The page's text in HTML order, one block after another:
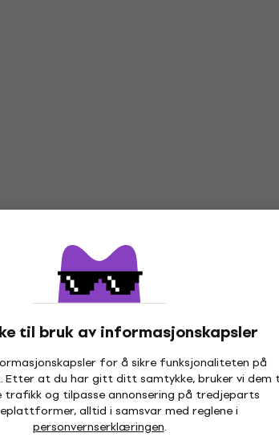
til bruk av informasjonskapsler
for å sikre funksjonaliteten på
at du har gitt ditt samtykke, bruker vi dem
trafikk og tilpasse annonsering på tredjeparts
alltid i samsvar med reglene i
personvernserklæringen.